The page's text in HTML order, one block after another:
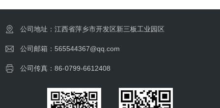
公司地址：江西省萍乡市开发区新三板工业园区
公司邮箱：565544367@qq.com
公司传真：86-0799-6612408